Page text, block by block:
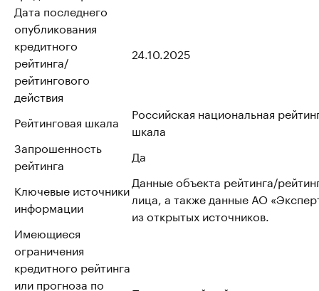
Дата последнего
опубликования
кредитного
рейтинга/
рейтингового
действия
24.10.2025
Рейтинговая шкала
Российская национальная
шкала
Запрошенность
рейтинга
Да
Ключевые источники
информации
Данные объекта рейтинга/
лица, а также данные АО
из открытых источников.
Имеющиеся
ограничения
кредитного рейтинга
или прогноза по